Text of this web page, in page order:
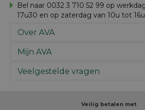
Over AVA
Ons verhaal
Werken bij AVA
Mijn AVA
Inspiratie
Veelgestelde vragen
Bel naar 0032 3 710 52 99 op
17u30 en op zaterdag van 10u tot
Veilig betalen met